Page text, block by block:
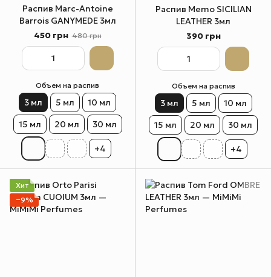
Распив Marc-Antoine
Barrois GANYMEDE 3мл
450 грн 480 грн
Объем на распив
3 мл 5 мл
10 мл
15 мл
20 мл 30 мл
+4
Распив Memo SICILIAN
LEATHER 3мл
390 грн
Объем на распив
3 мл 5 мл
10 мл
15 мл
20 мл 30 мл
+4
Хит
−9%